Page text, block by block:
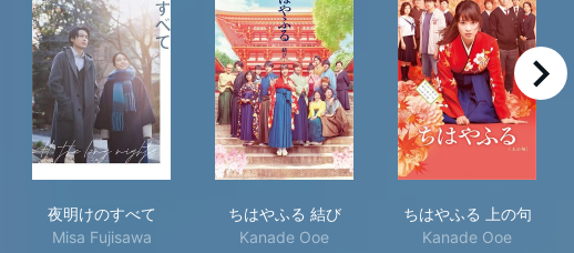
夜明けのすべて
Misa Fujisawa
ちはやふる 結び
Kanade Ooe
ちはやふる 上の句
Kanade Ooe
right